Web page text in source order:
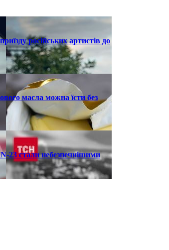
російських артистів до
масла можна їсти без
23 стали небезпечнішими